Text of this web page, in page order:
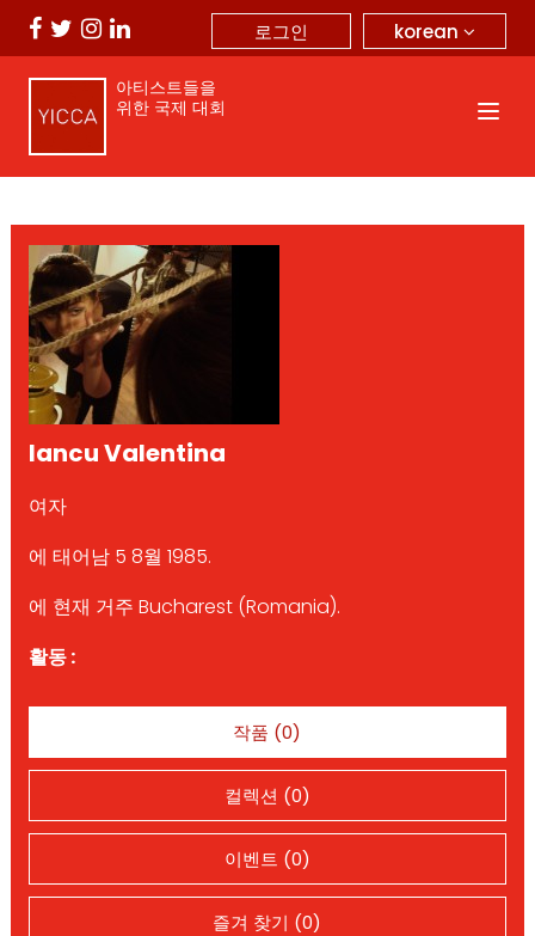
korean
로그인
아티스트들을
위한 국제 대회
Iancu Valentina
여자
에 태어남 5 8월 1985.
에 현재 거주 Bucharest (Romania).
활동 :
작품 (0)
컬렉션 (0)
이벤트 (0)
즐겨 찾기 (0)